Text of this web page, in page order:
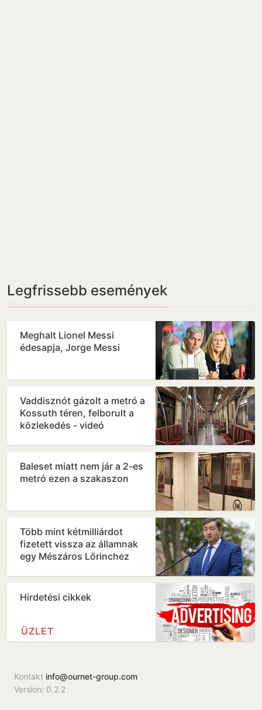
Legfrissebb események
Meghalt Lionel Messi
édesapja, Jorge Messi
Vaddisznót gázolt a metró a
Kossuth téren, felborult a
közlekedés - videó
Baleset miatt nem jár a 2-es
metró ezen a szakaszon
Több mint kétmilliárdot
fizetett vissza az államnak
egy Mészáros Lőrinchez
Hirdetési cikkek
ÜZLET
Kontakt info@ournet-group.com
Version: 0.2.2